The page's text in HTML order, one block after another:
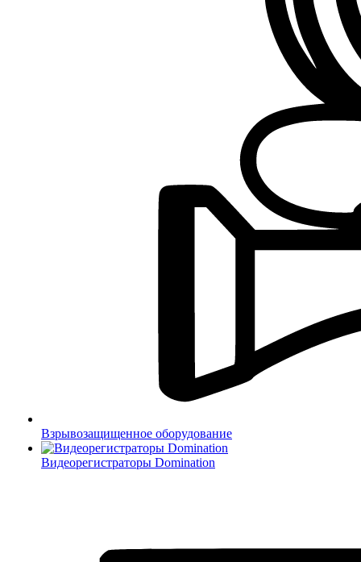
Взрывозащищенное оборудование
Видеорегистраторы Domination